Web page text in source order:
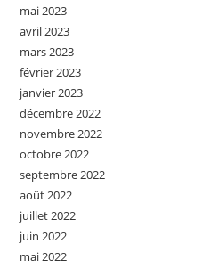
mai 2023
avril 2023
mars 2023
février 2023
janvier 2023
décembre 2022
novembre 2022
octobre 2022
septembre 2022
août 2022
juillet 2022
juin 2022
mai 2022